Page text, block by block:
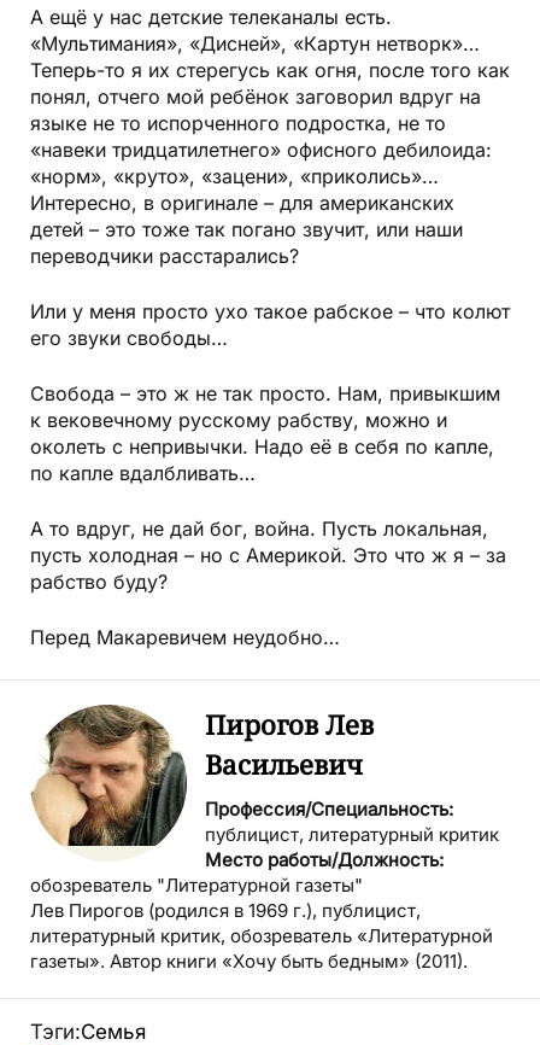
А ещё у нас детские телеканалы есть.
«Мультимания», «Дисней», «Картун нетворк»…
Теперь-то я их стерегусь как огня, после того как
понял, отчего мой ребёнок заговорил вдруг на
языке не то испорченного подростка, не то
«навеки тридцатилетнего» офисного дебилоида:
«норм», «круто», «зацени», «приколись»…
Интересно, в оригинале – для американских
детей – это тоже так погано звучит, или наши
переводчики расстарались?
Или у меня просто ухо такое рабское – что колют
его звуки свободы…
Свобода – это ж не так просто. Нам, привыкшим
к вековечному русскому рабству, можно и
околеть с непривычки. Надо её в себя по капле,
по капле вдалбливать…
А то вдруг, не дай бог, война. Пусть локальная,
пусть холодная – но с Америкой. Это что ж я – за
рабство буду?
Перед Макаревичем неудобно…
Пирогов Лев
Васильевич
Профессия/Специальность:
публицист, литературный критик
Место работы/Должность:
обозреватель "Литературной газеты"
Лев Пирогов (родился в 1969 г.), публицист,
литературный критик, обозреватель «Литературной
газеты». Автор книги «Хочу быть бедным» (2011).
Тэги:Семья